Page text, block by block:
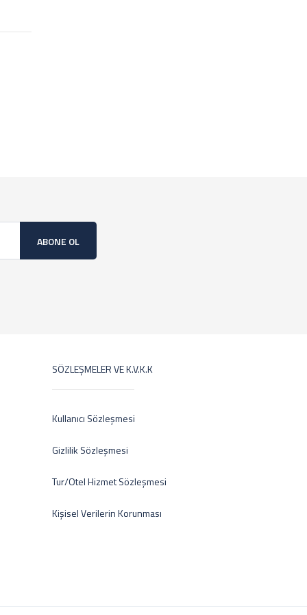
ABONE OL
SÖZLEŞMELER VE K.V.K.K
Kullanıcı Sözleşmesi
Gizlilik Sözleşmesi
Tur/Otel Hizmet Sözleşmesi
Kişisel Verilerin Korunması